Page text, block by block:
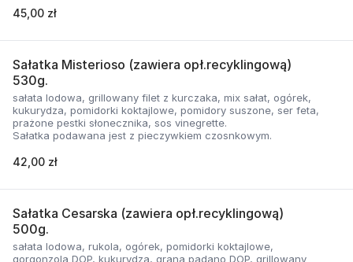
45,00 zł
Sałatka Misterioso (zawiera opł.recyklingową)
530g.
sałata lodowa, grillowany filet z kurczaka, mix sałat, ogórek,
kukurydza, pomidorki koktajlowe, pomidory suszone, ser feta,
prażone pestki słonecznika, sos vinegrette.
Sałatka podawana jest z pieczywkiem czosnkowym.
42,00 zł
Sałatka Cesarska (zawiera opł.recyklingową)
500g.
sałata lodowa, rukola, ogórek, pomidorki koktajlowe,
gorgonzola DOP, kukurydza, grana padano DOP, grillowany